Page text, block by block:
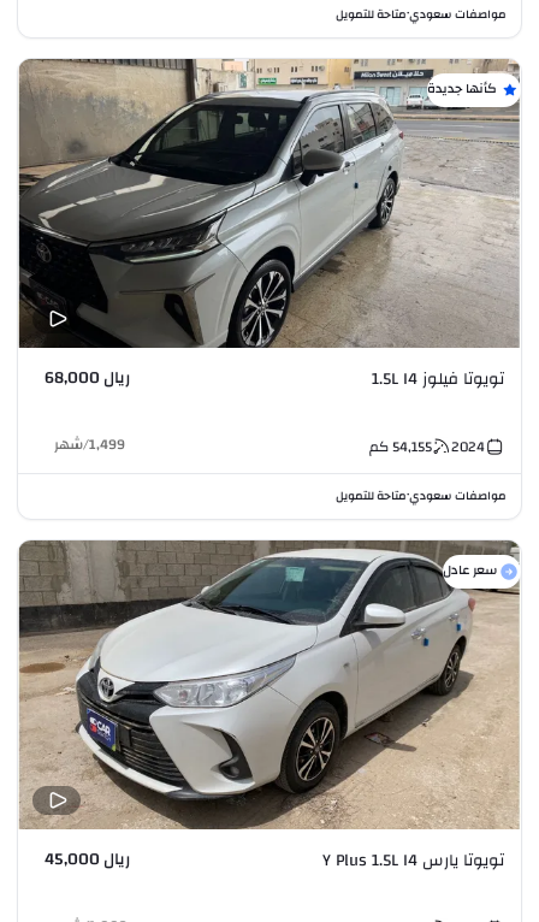
مواصفات سعودي•متاحة للتمويل
كأنها جديدة
تويوتا فيلوز 1.5L I4 ريال 68,000
2024
54,155كم 1,499
/شهر
مواصفات سعودي•متاحة للتمويل
سعر عادل
تويوتا يارس Y Plus 1.5L I4 ريال 45,000